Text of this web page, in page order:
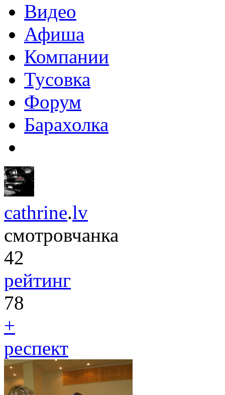
Видео
Афиша
Компании
Тусовка
Форум
Барахолка
cathrine.lv
смотровчанка
42
рейтинг
78
+
респект